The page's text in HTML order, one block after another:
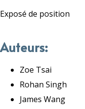
Exposé de position
Auteurs:
Zoe Tsai
Rohan Singh
James Wang